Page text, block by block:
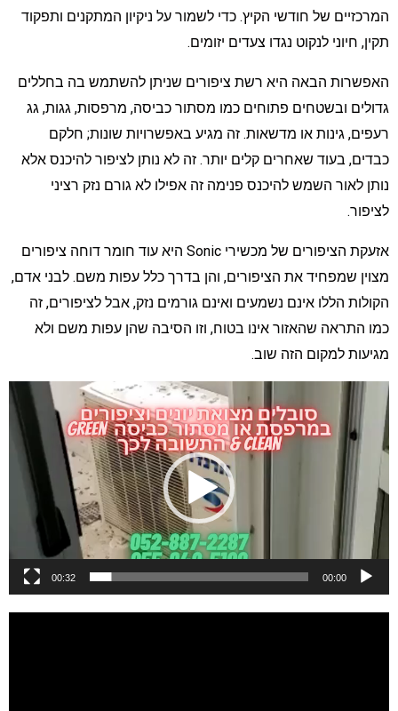
של חודשי הקיץ. כדי לשמור על ניקיון המתקנים ותפקוד
חיוני לנקוט נגדו צעדים יזומים.
הבאה היא רשת ציפורים שניתן להשתמש בה בחללים
ובשטחים פתוחים כמו מסתור כביסה, מרפסות, גגות, גג
גינות או מדשאות. זה מגיע באפשרויות שונות; חלקם
בעוד שאחרים קלים יותר. זה לא נותן לציפור להיכנס אלא
לאור השמש להיכנס פנימה זה אפילו לא גורם נזק רציני
אזעקת הציפורים של מכשירי Sonic היא עוד חומר דוחה ציפורים
שמפחיד את הציפורים, והן בדרך כלל עפות משם. לבני אדם,
הללו אינם נשמעים ואינם גורמים נזק, אבל לציפורים, זה
התראה שהאזור אינו בטוח, וזו הסיבה שהן עפות משם ולא
למקום הזה שוב.
00:00
00:32